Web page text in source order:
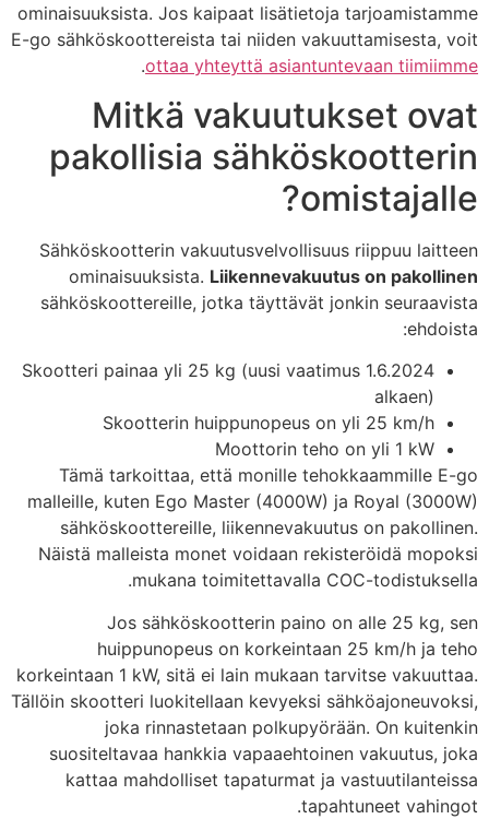
ominaisuuksista. Jos kaipaat lisätietoja tarjoamistamme
E-go sähköskoottereista tai niiden vakuuttamisesta, voit
ottaa yhteyttä asiantuntevaan tiimiimme
.
Mitkä vakuutukset ovat
pakollisia sähköskootterin
omistajalle?
Sähköskootterin vakuutusvelvollisuus riippuu laitteen
ominaisuuksista. Liikennevakuutus on pakollinen
sähköskoottereille, jotka täyttävät jonkin seuraavista
ehdoista:
Skootteri painaa yli 25 kg (uusi vaatimus 1.6.2024
alkaen)
Skootterin huippunopeus on yli 25 km/h
Moottorin teho on yli 1 kW
Tämä tarkoittaa, että monille tehokkaammille E-go
malleille, kuten Ego Master (4000W) ja Royal (3000W)
sähköskoottereille, liikennevakuutus on pakollinen.
Näistä malleista monet voidaan rekisteröidä mopoksi
mukana toimitettavalla COC-todistuksella.
Jos sähköskootterin paino on alle 25 kg, sen
huippunopeus on korkeintaan 25 km/h ja teho
korkeintaan 1 kW, sitä ei lain mukaan tarvitse vakuuttaa.
Tällöin skootteri luokitellaan kevyeksi sähköajoneuvoksi,
joka rinnastetaan polkupyörään. On kuitenkin
suositeltavaa hankkia vapaaehtoinen vakuutus, joka
kattaa mahdolliset tapaturmat ja vastuutilanteissa
tapahtuneet vahingot.